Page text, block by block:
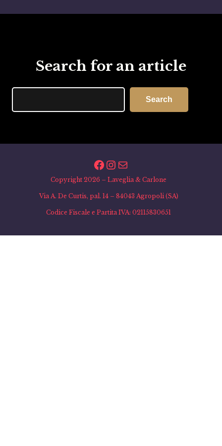
Search for an article
Search
Facebook
Instagram
Email
Copyright 2026 – Laveglia & Carlone
Via A. De Curtis, pal. 14 – 84043 Agropoli (SA)
Codice Fiscale e Partita IVA: 02115830651